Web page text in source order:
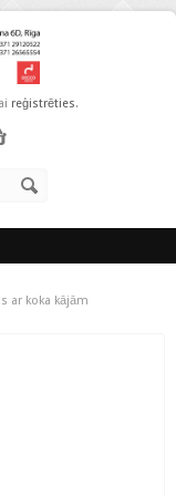
reģistrēties.
ar koka kājām